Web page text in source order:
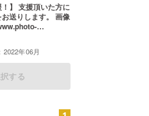
た方に
りします。 画像
23819502&title
2022年06月
する